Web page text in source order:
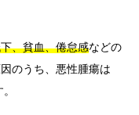
、貧血、倦怠感などの
のうち、悪性腫瘍は